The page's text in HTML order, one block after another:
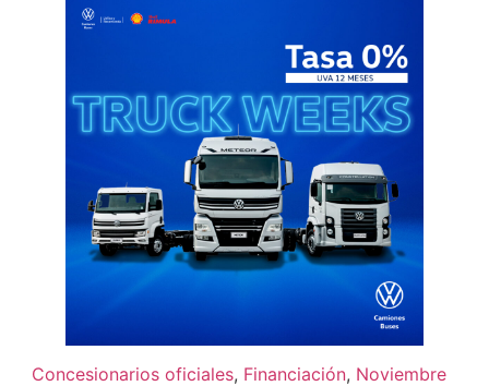
Concesionarios oficiales, Financiación, Noviembre